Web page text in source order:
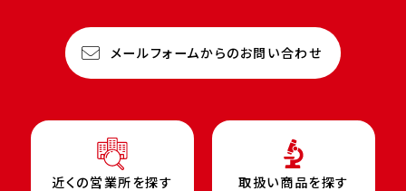
メールフォームからのお問い合わせ
近くの営業所を探す 取扱い商品を探す